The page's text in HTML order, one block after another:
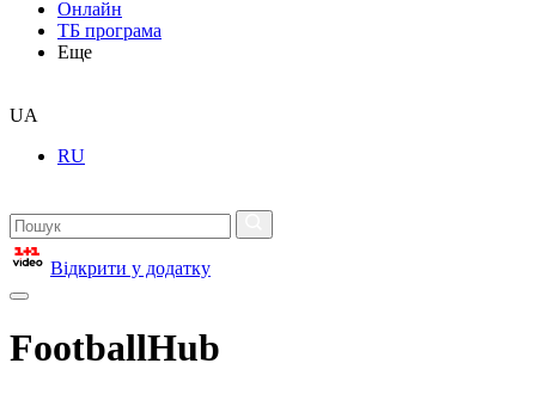
Онлайн
ТБ програма
Еще
UA
RU
Відкрити у додатку
FootballHub